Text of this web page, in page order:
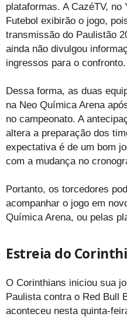
plataformas. A CazéTV, no
Futebol exibirão o jogo,
transmissão do Paulistão
ainda não divulgou
ingressos para o confronto.
Dessa forma, as duas
na Neo Química Arena
no campeonato. A
altera a preparação dos
expectativa é de um bom
com a mudança no
Portanto, os torcedores
acompanhar o jogo em
Química Arena, ou pelas
Estreia do
O Corinthians iniciou sua
Paulista contra o Red Bull
aconteceu nesta quinta-